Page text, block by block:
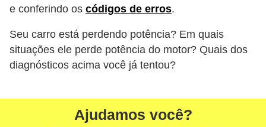
e conferindo os códigos de erros.
Seu carro está perdendo potência? Em quais
situações ele perde potência do motor? Quais dos
diagnósticos acima você já tentou?
Ajudamos você?